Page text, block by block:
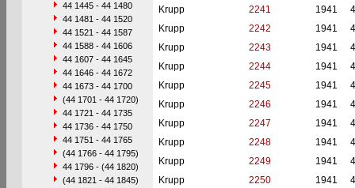
44 1445 - 44 1480
44 1481 - 44 1520
44 1521 - 44 1587
44 1588 - 44 1606
44 1607 - 44 1645
44 1646 - 44 1672
44 1673 - 44 1700
(44 1701 - 44 1720)
44 1721 - 44 1735
44 1736 - 44 1750
44 1751 - 44 1765
(44 1766 - 44 1795)
44 1796 - (44 1820)
(44 1821 - 44 1845)
Krupp
2241 1941
Krupp
2242 1941
Krupp
2243 1941
Krupp
2244 1941
Krupp
2245 1941
Krupp
2246 1941
Krupp
2247 1941
Krupp
2248 1941
Krupp
2249 1941
Krupp
2250 1941